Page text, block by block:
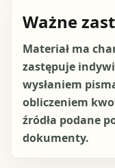
Ważne
Materiał ma
zastępuje
wysłaniem
obliczeniem
źródła podane
dokumenty.